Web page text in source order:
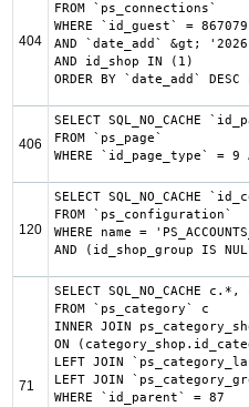
404
FROM `ps_connections`
WHERE `id_guest` = 867079
AND `date_add` &gt;
AND id_shop IN (1)
ORDER BY `date_add`
406
SELECT SQL_NO_CACHE
FROM `ps_page`
WHERE `id_page_type` =
120
SELECT SQL_NO_CACHE
FROM `ps_configuration`
WHERE name =
AND (id_shop_group IS
71
SELECT
FROM `ps_category` c
INNER JOIN
ON
LEFT JOIN
LEFT JOIN
WHERE `id_parent` = 87